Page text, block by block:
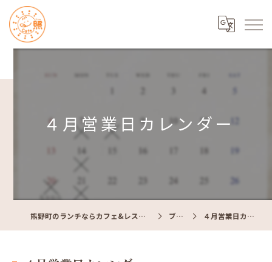
４月営業日カレンダー
熊野町のランチならカフェ&レストラン Cafe照 ブログ ４月営業日カレンダー